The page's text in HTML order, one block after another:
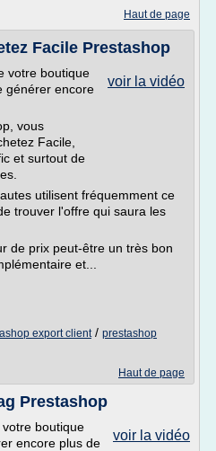
Haut de page
Facile Prestashop
voir la vidéo
votre boutique
générer encore
vous
Facile,
et surtout de
utilisent fréquemment ce
trouver l'offre qui saura les
de prix peut-être un très bon
et...
export client/ prestashop
Haut de page
Prestashop
voir la vidéo
boutique
encore plus de